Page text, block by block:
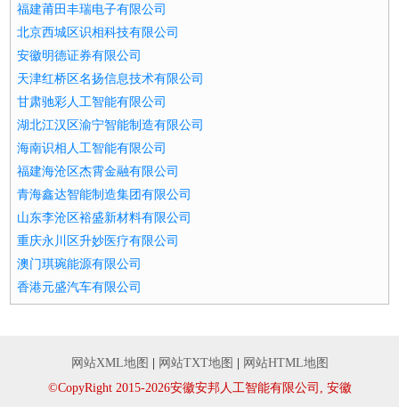
福建莆田丰瑞电子有限公司
北京西城区识相科技有限公司
安徽明德证券有限公司
天津红桥区名扬信息技术有限公司
甘肃驰彩人工智能有限公司
湖北江汉区渝宁智能制造有限公司
海南识相人工智能有限公司
福建海沧区杰霄金融有限公司
青海鑫达智能制造集团有限公司
山东李沧区裕盛新材料有限公司
重庆永川区升妙医疗有限公司
澳门琪琬能源有限公司
香港元盛汽车有限公司
网站XML地图 网站TXT地图
网站HTML地图
©CopyRight 2015-2026安徽安邦人工智能有限公司, 安徽